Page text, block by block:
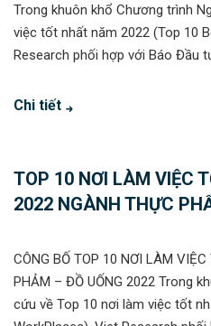
Trong khuôn khổ Chương trình
việc tốt nhất năm 2022 (Top 10
Research phối hợp với Báo Đầu
Chi tiết
TOP 10 NƠI LÀM VIỆC
2022 NGÀNH THỰC
CÔNG BỐ TOP 10 NƠI LÀM
PHẢM – ĐỒ UỐNG 2022 Trong
cứu về Top 10 nơi làm việc tốt